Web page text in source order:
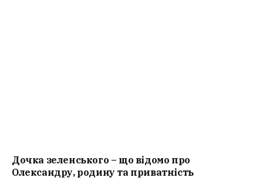
Дочка зеленського – що відомо про
Олександру, родину та приватність